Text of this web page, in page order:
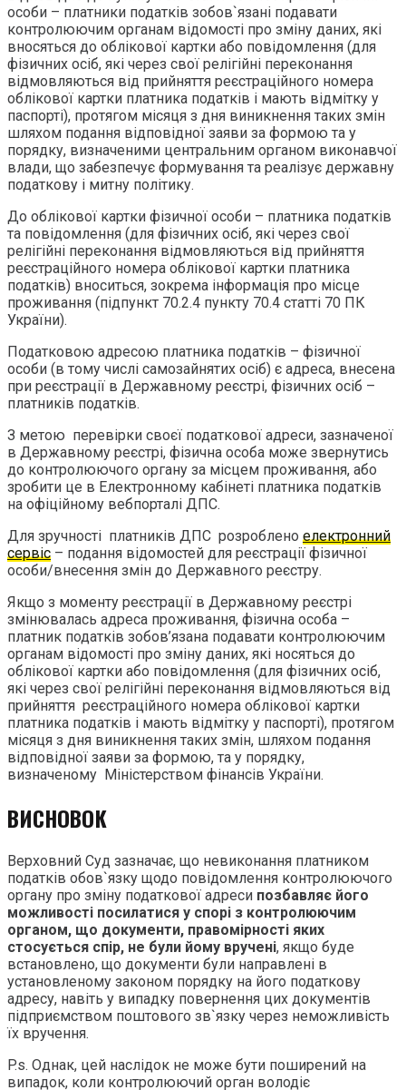
особи – платники податків зобов`язані подавати
контролюючим органам відомості про зміну даних, які
вносяться до облікової картки або повідомлення (для
фізичних осіб, які через свої релігійні переконання
відмовляються від прийняття реєстраційного номера
облікової картки платника податків і мають відмітку у
паспорті), протягом місяця з дня виникнення таких змін
шляхом подання відповідної заяви за формою та у
порядку, визначеними центральним органом виконавчої
влади, що забезпечує формування та реалізує державну
податкову і митну політику.
До облікової картки фізичної особи – платника податків
та повідомлення (для фізичних осіб, які через свої
релігійні переконання відмовляються від прийняття
реєстраційного номера облікової картки платника
податків) вноситься, зокрема інформація про місце
проживання (підпункт 70.2.4 пункту 70.4 статті 70 ПК
України).
Податковою адресою платника податків – фізичної
особи (в тому числі самозайнятих осіб) є адреса, внесена
при реєстрації в Державному реєстрі, фізичних осіб –
платників податків.
З метою перевірки своєї податкової адреси, зазначеної
в Державному реєстрі, фізична особа може звернутись
до контролюючого органу за місцем проживання, або
зробити це в Електронному кабінеті платника податків
на офіційному вебпорталі ДПС.
Для зручності платників ДПС розроблено електронний
сервіс – подання відомостей для реєстрації фізичної
особи/внесення змін до Державного реєстру.
Якщо з моменту реєстрації в Державному реєстрі
змінювалась адреса проживання, фізична особа –
платник податків зобов’язана подавати контролюючим
органам відомості про зміну даних, які носяться до
облікової картки або повідомлення (для фізичних осіб,
які через свої релігійні переконання відмовляються від
прийняття реєстраційного номера облікової картки
платника податків і мають відмітку у паспорті), протягом
місяця з дня виникнення таких змін, шляхом подання
відповідної заяви за формою, та у порядку,
визначеному Міністерством фінансів України.
ВИСНОВОК
Верховний Суд зазначає, що невиконання платником
податків обов`язку щодо повідомлення контролюючого
органу про зміну податкової адреси позбавляє його
можливості посилатися у спорі з контролюючим
органом, що документи, правомірності яких
стосується спір, не були йому вручені, якщо буде
встановлено, що документи були направлені в
установленому законом порядку на його податкову
адресу, навіть у випадку повернення цих документів
підприємством поштового зв`язку через неможливість
їх вручення.
P.s. Однак, цей наслідок не може бути поширений на
випадок, коли контролюючий орган володіє